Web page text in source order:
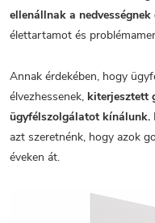
ellenállnak a
élettartamot és
Annak érdekében, hogy
élvezhessenek, kiterjesztett
ügyfélszolgálatot kínálunk.
azt szeretnénk, hogy azok
éveken át.